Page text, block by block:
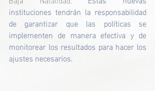
instituciones tendrán la responsabilidad
de garantizar que las políticas se
implementen de manera efectiva y de
monitorear los resultados para hacer los
ajustes necesarios.